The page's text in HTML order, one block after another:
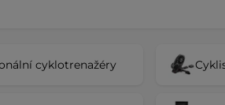
cyklotrenažéry